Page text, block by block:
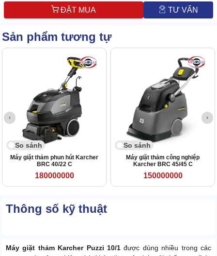
ĐẶT MUA TƯ VẤN
Sản phẩm tương tự
So sánh
Máy giặt thảm phun hút Karcher
BRC 40/22 C
180000000
So sánh
Máy giặt thảm công nghiệp
Karcher BRC 45/45 C
150000000
Thông số kỹ thuật
Máy giặt thảm Karcher Puzzi 10/1 được dùng nhiều trong các